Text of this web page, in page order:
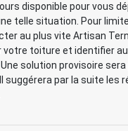
disponible pour vous
telle situation. Pour
au plus vite Artisan
votre toiture et identifier
solution provisoire
suggérera par la suite les